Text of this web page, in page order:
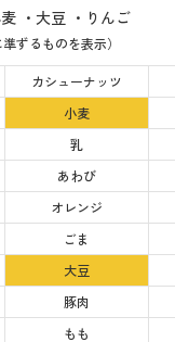
・大豆 ・りんご
ずるものを表示）
カシューナッツ
小麦
乳
あわび
オレンジ
ごま
大豆
豚肉
もも